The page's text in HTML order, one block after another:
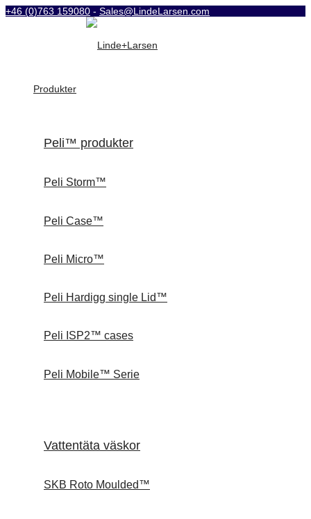
+46 (0)763 159080 - Sales@LindeLarsen.com
Produkter
Peli™ produkter
Peli Storm™
Peli Case™
Peli Micro™
Peli Hardigg single Lid™
Peli ISP2™ cases
Peli Mobile™ Serie
Vattentäta väskor
SKB Roto Moulded™